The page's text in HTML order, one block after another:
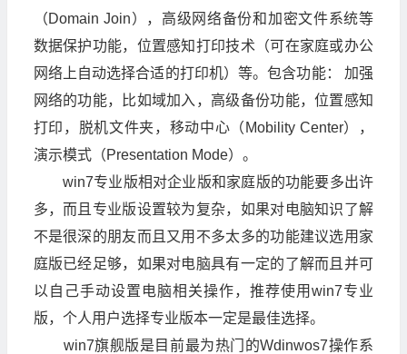
（Domain Join），高级网络备份和加密文件系统等
数据保护功能，位置感知打印技术（可在家庭或办公
网络上自动选择合适的打印机）等。包含功能： 加强
网络的功能，比如域加入，高级备份功能，位置感知
打印，脱机文件夹，移动中心（Mobility Center），
演示模式（Presentation Mode）。
win7专业版相对企业版和家庭版的功能要多出许
多，而且专业版设置较为复杂，如果对电脑知识了解
不是很深的朋友而且又用不多太多的功能建议选用家
庭版已经足够，如果对电脑具有一定的了解而且并可
以自己手动设置电脑相关操作，推荐使用win7专业
版，个人用户选择专业版本一定是最佳选择。
win7旗舰版是目前最为热门的Wdinwos7操作系